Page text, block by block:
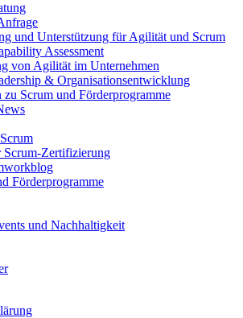
und Unterstützung für Agilität und Scrum
Assessment
von Agilität im Unternehmen
& Organisationsentwicklung
zu Scrum und Förderprogramme
Scrum-Zertifizierung
Förderprogramme
und Nachhaltigkeit